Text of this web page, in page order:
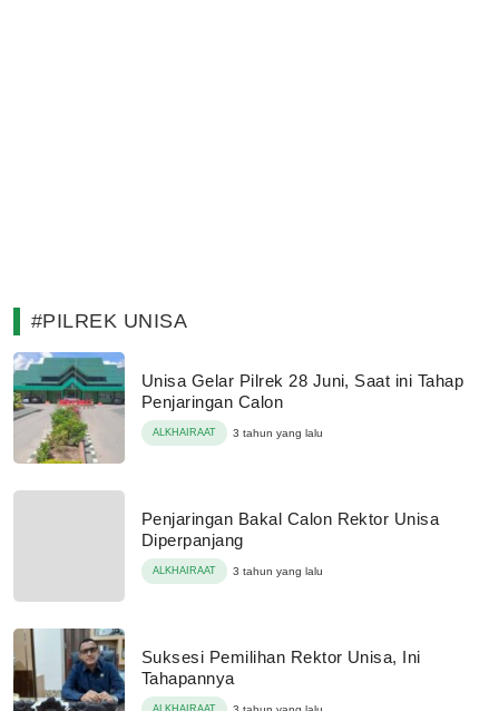
#PILREK UNISA
Unisa Gelar Pilrek 28 Juni, Saat ini Tahap
Penjaringan Calon
ALKHAIRAAT 3 tahun yang lalu
Penjaringan Bakal Calon Rektor Unisa
Diperpanjang
ALKHAIRAAT 3 tahun yang lalu
Suksesi Pemilihan Rektor Unisa, Ini
Tahapannya
ALKHAIRAAT